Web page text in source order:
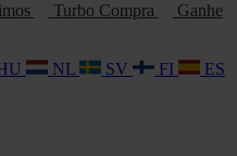
Turbo Compra
Ganhe
NL SV FI
ES